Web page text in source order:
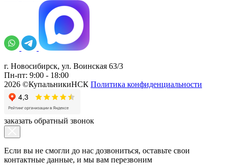
г. Новосибирск, ул. Воинская 63/3
Пн-пт: 9:00 - 18:00
2026 ©КупальникиНСК Политика конфиденциальности
заказать обратный звонок
Если вы не смогли до нас дозвониться, оставьте свои
контактные данные, и мы вам перезвоним